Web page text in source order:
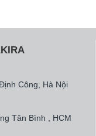
Công, Hà Nội
Tân Bình , HCM